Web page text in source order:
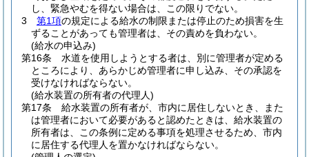
し、緊急やむを得ない場合は、この限りでない。
3
第1項の規定による給水の制限または停止のため損害を生
ずることがあっても管理者は、その責めを負わない。
(給水の申込み)
第16条
水道を使用しようとする者は、別に管理者が定める
ところにより、あらかじめ管理者に申し込み、その承認を
受けなければならない。
(給水装置の所有者の代理人)
第17条
給水装置の所有者が、市内に居住しないとき、また
は管理者において必要があると認めたときは、給水装置の
所有者は、この条例に定める事項を処理させるため、市内
に居住する代理人を置かなければならない。